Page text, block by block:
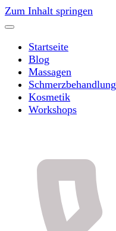
Zum Inhalt springen
Startseite
Blog
Massagen
Schmerzbehandlung
Kosmetik
Workshops